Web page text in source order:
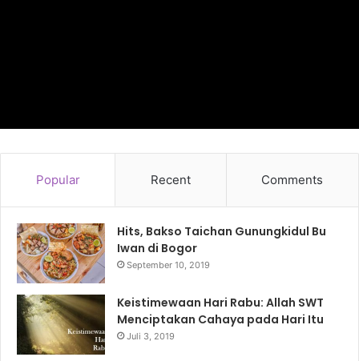
Popular Recent Comments
Hits, Bakso Taichan Gunungkidul Bu
Iwan di Bogor
September 10, 2019
Keistimewaan Hari Rabu: Allah SWT
Menciptakan Cahaya pada Hari Itu
Juli 3, 2019